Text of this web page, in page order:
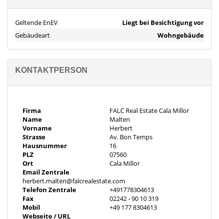
Stadtstrom und Stadtwasser
Klimaanlage
Pool
Objektbeschreibung
Spanien
Zum Kauf steht ein außergewöhnliches Anwesen in der
begehrten Region Colònia de Sant Pere auf der bezaubernden
Insel Mallorca. Diese exklusive Immobilie, die für 3.700.000 Euro
angeboten wird, kombiniert Luxus, Modernität und
mediterranen Charme in Perfektion.
Das Anwesen erstreckt sich über eine großzügige Wohnfläche
und bietet ausreichend Platz für gehobene Ansprüche. Mit einem
Geltende EnEV
Liegt bei Besichtigung vor
Gebäudeart
Wohngebäude
KONTAKTPERSON
Firma
FALC Real Estate Cala Millor
Name
Malten
Vorname
Herbert
Strasse
Av. Bon Temps
Hausnummer
16
PLZ
07560
Ort
Cala Millor
Email Zentrale
herbert.malten@falcrealestate.com
Telefon Zentrale
+491778304613
Fax
02242 - 90 10 319
Mobil
+49 177 8304613
Webseite / URL